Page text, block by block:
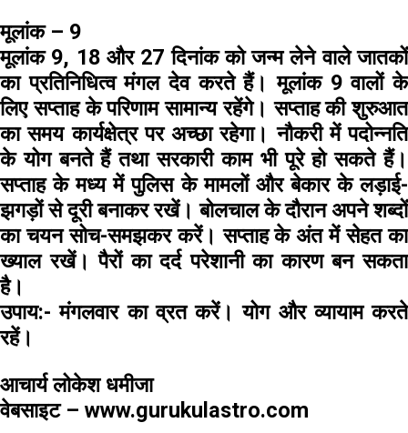
मूलांक – 9
मूलांक 9, 18 और 27 दिनांक को जन्म लेने वाले जातकों
का प्रतिनिधित्व मंगल देव करते हैं। मूलांक 9 वालों के
लिए सप्ताह के परिणाम सामान्य रहेंगे। सप्ताह की शुरुआत
का समय कार्यक्षेत्र पर अच्छा रहेगा। नौकरी में पदोन्नति
के योग बनते हैं तथा सरकारी काम भी पूरे हो सकते हैं।
सप्ताह के मध्य में पुलिस के मामलों और बेकार के लड़ाई-
झगड़ों से दूरी बनाकर रखें। बोलचाल के दौरान अपने शब्दों
का चयन सोच-समझकर करें। सप्ताह के अंत में सेहत का
ख्याल रखें। पैरों का दर्द परेशानी का कारण बन सकता
है।
उपाय:-मंगलवार का व्रत करें। योग और व्यायाम करते
रहें।
आचार्य लोकेश धमीजा
वेबसाइट – www.gurukulastro.com